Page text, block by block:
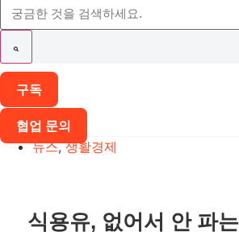
구독
협업 문의
뉴스,생활경제
식용유, 없어서 안 파